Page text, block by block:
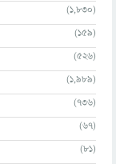
(1,830)
(159)
(526)
(1,989)
(736)
(67)
(81)